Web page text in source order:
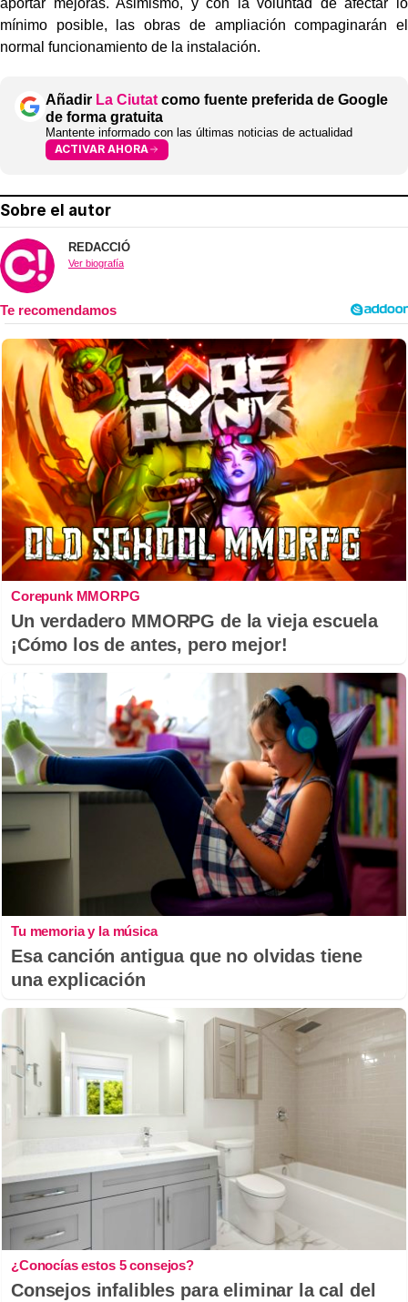
aportar mejoras. Asimismo, y con la voluntad de afectar lo
mínimo posible, las obras de ampliación compaginarán el
normal funcionamiento de la instalación.
Añadir La Ciutat como fuente preferida de Google
de forma gratuita
Mantente informado con las últimas noticias de actualidad
ACTIVAR AHORA
Sobre el autor
REDACCIÓ
Ver biografía
Corepunk MMORPG
Un verdadero MMORPG de la vieja escuela
¡Cómo los de antes, pero mejor!
Tu memoria y la música
Esa canción antigua que no olvidas tiene
una explicación
¿Conocías estos 5 consejos?
Consejos infalibles para eliminar la cal del